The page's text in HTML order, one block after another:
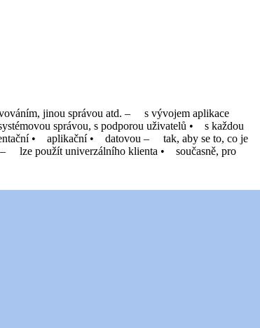
jinou správou atd. – s vývojem aplikace
správou, s podporou uživatelů • s každou
• aplikační • datovou – tak, aby se to, co je
– lze použít univerzálního klienta • současně, pro